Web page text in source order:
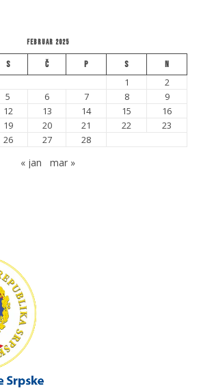
Februar 2025
S Č P S N
1
2
5 6 7 8
9
12 13 14 15
16
19 20 21 22
23
26 27 28
« jan mar »